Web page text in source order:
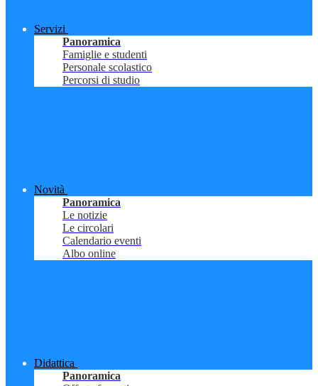
Servizi
Panoramica
Famiglie e studenti
Personale scolastico
Percorsi di studio
Novità
Panoramica
Le notizie
Le circolari
Calendario eventi
Albo online
Didattica
Panoramica